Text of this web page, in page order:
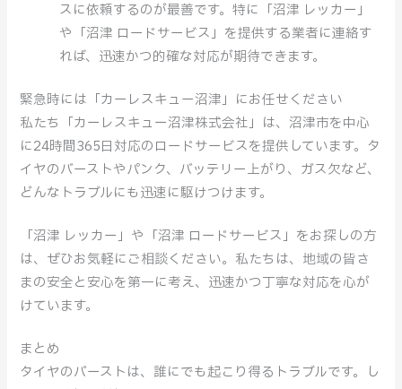
スに依頼するのが最善です。特に「沼津 レッカー」
や「沼津 ロードサービス」を提供する業者に連絡す
れば、迅速かつ的確な対応が期待できます。
緊急時には「カーレスキュー沼津」にお任せください
私たち「カーレスキュー沼津株式会社」は、沼津市を中心
に24時間365日対応のロードサービスを提供しています。タ
イヤのバーストやパンク、バッテリー上がり、ガス欠など、
どんなトラブルにも迅速に駆けつけます。
「沼津 レッカー」や「沼津 ロードサービス」をお探しの方
は、ぜひお気軽にご相談ください。私たちは、地域の皆さ
まの安全と安心を第一に考え、迅速かつ丁寧な対応を心が
けています。
まとめ
タイヤのバーストは、誰にでも起こり得るトラブルです。し